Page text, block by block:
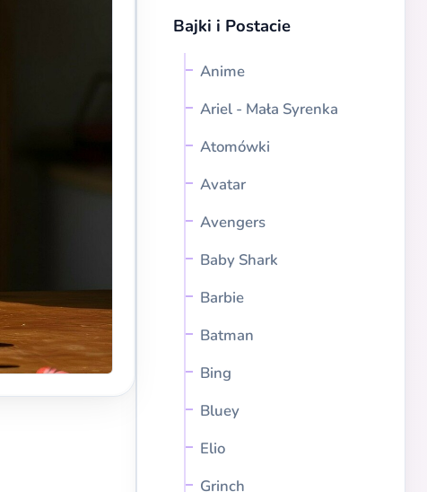
Bajki i Postacie
Anime
Ariel - Mała Syrenka
Atomówki
Avatar
Avengers
Baby Shark
Barbie
Batman
Bing
Bluey
Elio
Grinch